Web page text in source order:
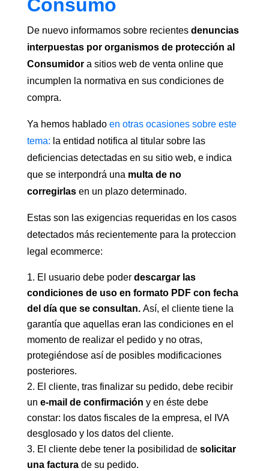
Consumo
De nuevo informamos sobre recientes denuncias
interpuestas por organismos de protección al
Consumidora sitios web de venta online que
incumplen la normativa en sus condiciones de
compra.
Ya hemos habladoen otras ocasiones sobre este
tema: la entidad notifica al titular sobre las
deficiencias detectadas en su sitio web, e indica
que se interpondrá una multa de no
corregirlasen un plazo determinado.
Estas son las exigencias requeridas en los casos
detectados más recientemente para la proteccion
legal ecommerce:
El usuario debe poder descargar las
condiciones de uso en formato PDF con fecha
del día que se consultan.Así, el cliente tiene la
garantía que aquellas eran las condiciones en el
momento de realizar el pedido y no otras,
protegiéndose así de posibles modificaciones
posteriores.
El cliente, tras finalizar su pedido, debe recibir
un e-mail de confirmación y en éste debe
constar: los datos fiscales de la empresa, el IVA
desglosado y los datos del cliente.
El cliente debe tener la posibilidad de solicitar
una facturade su pedido.